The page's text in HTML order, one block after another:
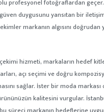
profesyonel fotoğraflardan
duygusunu yansıtan bir
markanın algısını doğrudan
hizmeti, markaların hedef
açı seçimi ve doğru
sağlar. İster bir moda
kalitesini vurgular.